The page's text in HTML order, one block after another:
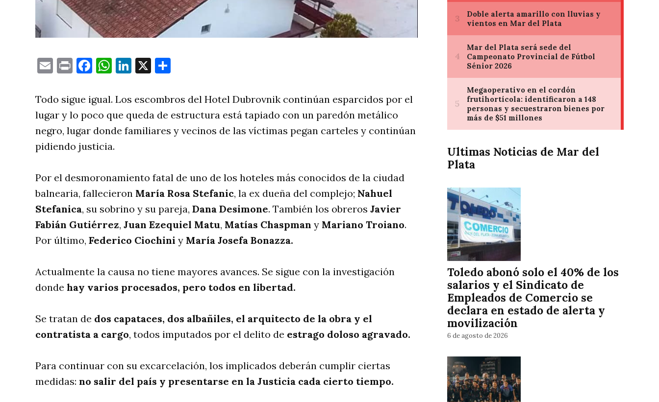
EmailPrintFacebook
WhatsApp
LinkedIn
X
Todo sigue igual. Los escombros del Hotel Dubrovnik continúan esparcidos por el
lugar y lo poco que queda de estructura está tapiado con un paredón metálico
negro, lugar donde familiares y vecinos de las víctimas pegan carteles y continúan
pidiendo justicia.
Por el desmoronamiento fatal de uno de los hoteles más conocidos de la ciudad
balnearia, fallecieron María Rosa Stefanic, la ex dueña del complejo; Nahuel
Stefanica, su sobrino y su pareja, Dana Desimone. También los obreros Javier
Fabián Gutiérrez, Juan Ezequiel Matu, Matías Chaspman y Mariano Troiano.
Por último, Federico Ciochini y María Josefa Bonazza.
Actualmente la causa no tiene mayores avances. Se sigue con la investigación
donde hay varios procesados, pero todos en libertad.
Se tratan de dos capataces, dos albañiles, el arquitecto de la obra y el
contratista a cargo, todos imputados por el delito de estrago doloso agravado.
Para continuar con su excarcelación, los implicados deberán cumplir ciertas
medidas: no salir del país y presentarse en la Justicia cada cierto tiempo.
Ultimas Noticias de Mar del
Plata
Toledo abonó solo el 40% de los
salarios y el Sindicato de
Empleados de Comercio se
declara en estado de alerta y
movilización
6 de agosto de 2026